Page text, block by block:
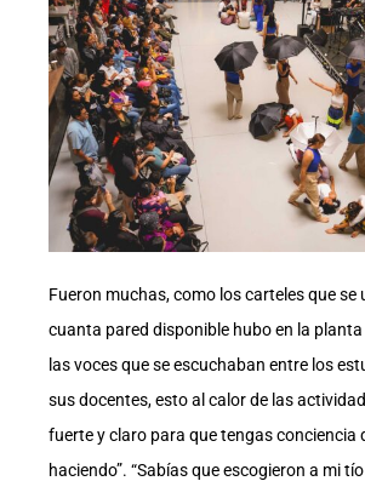
Fueron muchas, como los carteles que se
cuanta pared disponible hubo en la
las voces que se escuchaban entre los
sus docentes, esto al calor de las
fuerte y claro para que tengas conciencia
haciendo”. “Sabías que escogieron a mi